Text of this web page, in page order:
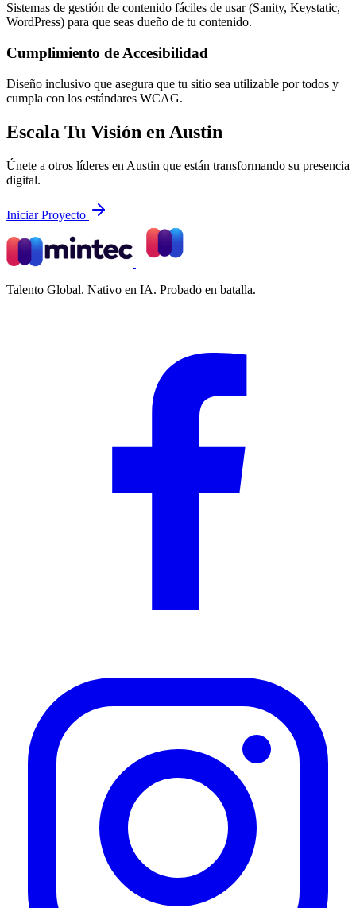
Sistemas de gestión de contenido fáciles de usar (Sanity, Keystatic,
WordPress) para que seas dueño de tu contenido.
Cumplimiento de Accesibilidad
Diseño inclusivo que asegura que tu sitio sea utilizable por todos y
cumpla con los estándares WCAG.
Escala Tu Visión en Austin
Únete a otros líderes en Austin que están transformando su presencia
digital.
Iniciar Proyecto
Talento Global. Nativo en IA. Probado en batalla.